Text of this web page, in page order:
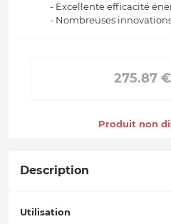
- Excellente efficacité
- Nombreuses
275.87
Produit non
Description
Utilisation